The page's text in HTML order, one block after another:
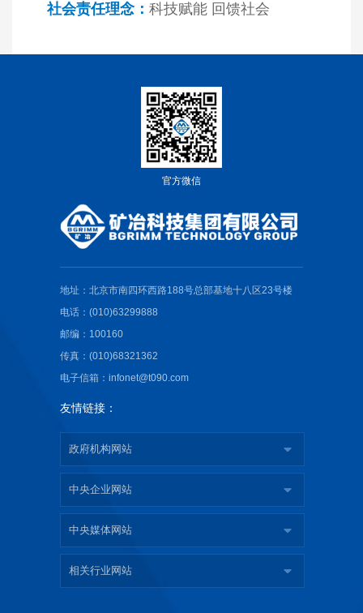
社会责任理念：科技赋能 回馈社会
官方微信
地址：北京市南四环西路188号总部基地十八区23号楼
电话：(010)63299888
邮编：100160
传真：(010)68321362
电子信箱：infonet@t090.com
友情链接：
政府机构网站
中央企业网站
中央媒体网站
相关行业网站